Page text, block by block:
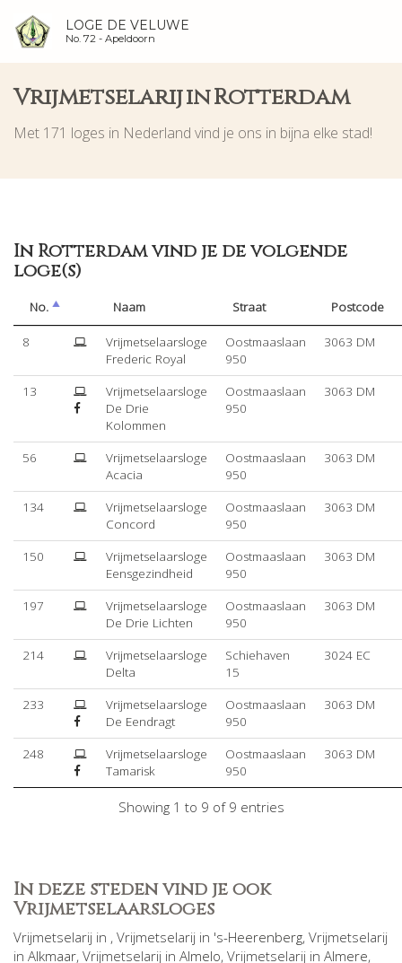
LOGE DE VELUWE
No. 72 -Apeldoorn
Vrijmetselarij in Rotterdam
Met 171 loges in Nederland vind je ons in bijna elke stad!
In Rotterdam vind je de volgende
loge(s)
No. Naam Straat Postcode
8
Vrijmetselaarsloge
Frederic Royal
Oostmaaslaan
950
3063 DM
13
Vrijmetselaarsloge
De Drie
Kolommen
Oostmaaslaan
950
3063 DM
56
Vrijmetselaarsloge
Acacia
Oostmaaslaan
950
3063 DM
134
Vrijmetselaarsloge
Concord
Oostmaaslaan
950
3063 DM
150
Vrijmetselaarsloge
Eensgezindheid
Oostmaaslaan
950
3063 DM
197
Vrijmetselaarsloge
De Drie Lichten
Oostmaaslaan
950
3063 DM
214
Vrijmetselaarsloge
Delta
Schiehaven
15
3024 EC
233
Vrijmetselaarsloge
De Eendragt
Oostmaaslaan
950
3063 DM
248
Vrijmetselaarsloge
Tamarisk
Oostmaaslaan
950
3063 DM
Showing 1 to 9 of 9 entries
In deze steden vind je ook
Vrijmetselaarsloges
Vrijmetselarij in , Vrijmetselarij in 's-Heerenberg, Vrijmetselarij
in Alkmaar, Vrijmetselarij in Almelo, Vrijmetselarij in Almere,